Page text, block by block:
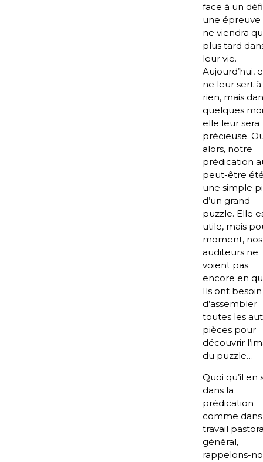
face à un
une épreuve
ne viendra
plus tard
leur vie.
Aujourd’hui,
ne leur sert à
rien, mais
quelques
elle leur sera
précieuse.
alors, notre
prédication
peut-être
une simple
d’un grand
puzzle. Elle
utile, mais
moment, nos
auditeurs ne
voient pas
encore en
Ils ont besoin
d’assembler
toutes les
pièces pour
découvrir
du puzzle…
Quoi qu’il en
dans la
prédication
comme
travail
général,
rappelons-